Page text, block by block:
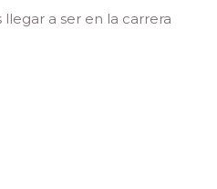
a ser en la carrera